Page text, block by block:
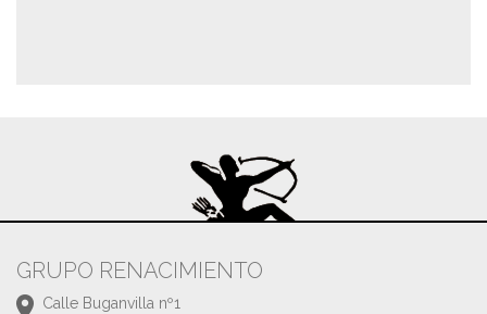
GRUPO RENACIMIENTO
Calle Buganvilla nº1